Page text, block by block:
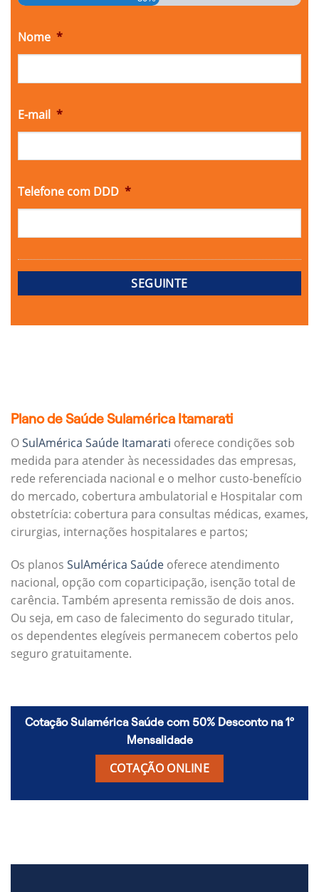
Nome *
E-mail *
Telefone com DDD *
Plano de Saúde Sulamérica Itamarati
OSulAmérica Saúde Itamarati oferece condições sob
medida para atender às necessidades das empresas,
rede referenciada nacional e o melhor custo-benefício
do mercado, cobertura ambulatorial e Hospitalar com
obstetrícia: cobertura para consultas médicas, exames,
cirurgias, internações hospitalares e partos;
Os planos SulAmérica Saúde oferece atendimento
nacional, opção com coparticipação, isenção total de
carência. Também apresenta remissão de dois anos.
Ou seja, em caso de falecimento do segurado titular,
os dependentes elegíveis permanecem cobertos pelo
seguro gratuitamente.
Cotação Sulamérica Saúde com 50% Desconto na 1º
Mensalidade
COTAÇÃO ONLINE